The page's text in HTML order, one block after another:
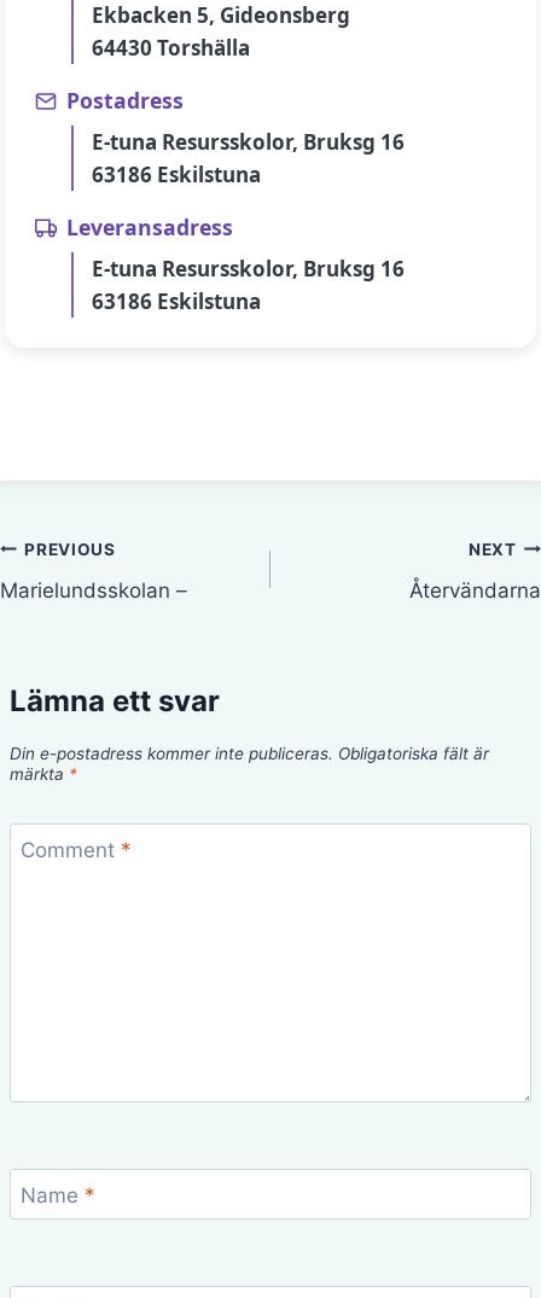
Ekbacken 5, Gideonsberg
64430 Torshälla
Postadress
E-tuna Resursskolor, Bruksg 16
63186 Eskilstuna
Leveransadress
E-tuna Resursskolor, Bruksg 16
63186 Eskilstuna
Inläggsnavigering
PREVIOUS
Marielundsskolan –
NEXT
Återvändarna
Lämna ett svar
Din e-postadress kommer inte publiceras. Obligatoriska fält är
märkta *
Comment *
Name *